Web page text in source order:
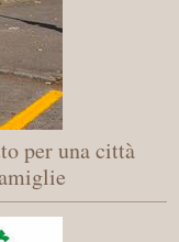
per una città